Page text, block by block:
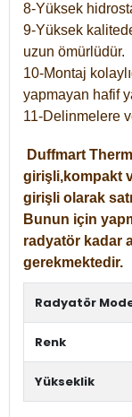
8-Yüksek
9-Yüksek
uzun ömürlüdür.
10-Montaj
yapmayan hafif
11-Delinmelere
Duffmart
girişli,kompakt
girişli olarak
Bunun için
radyatör kadar
gerekmektedir.
Radyatör
Renk
Yükseklik